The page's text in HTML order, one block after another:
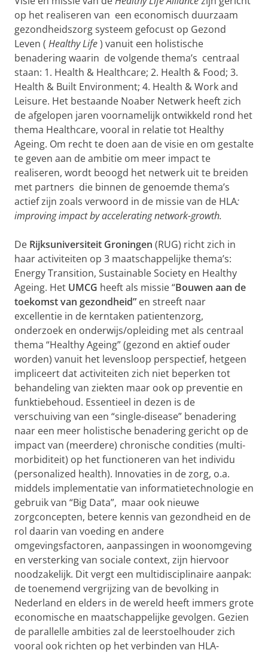
op het realiseren van een economisch duurzaam
gezondheidszorg systeem gefocust op Gezond
Leven ( Healthy Life) vanuit een holistische
benadering waarin de volgende thema’s centraal
staan: 1. Health & Healthcare; 2. Health & Food; 3.
Health & Built Environment; 4. Health & Work and
Leisure. Het bestaande Noaber Netwerk heeft zich
de afgelopen jaren voornamelijk ontwikkeld rond het
thema Healthcare, vooral in relatie tot Healthy
Ageing. Om recht te doen aan de visie en om gestalte
te geven aan de ambitie om meer impact te
realiseren, wordt beoogd het netwerk uit te breiden
met partners die binnen de genoemde thema’s
actief zijn zoals verwoord in de missie van de HLA:
improving impact by accelerating network-growth.
De Rijksuniversiteit Groningen (RUG) richt zich in
haar activiteiten op 3 maatschappelijke thema’s:
Energy Transition, Sustainable Society en Healthy
Ageing. Het UMCG heeft als missie “Bouwen aan de
toekomst van gezondheid” en streeft naar
excellentie in de kerntaken patientenzorg,
onderzoek en onderwijs/opleiding met als centraal
thema “Healthy Ageing” (gezond en aktief ouder
worden) vanuit het levensloop perspectief, hetgeen
impliceert dat activiteiten zich niet beperken tot
behandeling van ziekten maar ook op preventie en
funktiebehoud. Essentieel in dezen is de
verschuiving van een “single-disease” benadering
naar een meer holistische benadering gericht op de
impact van (meerdere) chronische condities (multi-
morbiditeit) op het functioneren van het individu
(personalized health). Innovaties in de zorg, o.a.
middels implementatie van informatietechnologie en
gebruik van “Big Data”, maar ook nieuwe
zorgconcepten, betere kennis van gezondheid en de
rol daarin van voeding en andere
omgevingsfactoren, aanpassingen in woonomgeving
en versterking van sociale context, zijn hiervoor
noodzakelijk. Dit vergt een multidisciplinaire aanpak:
de toenemend vergrijzing van de bevolking in
Nederland en elders in de wereld heeft immers grote
economische en maatschappelijke gevolgen. Gezien
de parallelle ambities zal de leerstoelhouder zich
vooral ook richten op het verbinden van HLA-